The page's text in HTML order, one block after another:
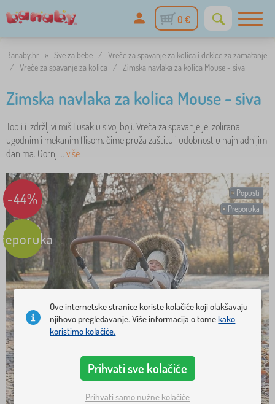
0 €
Banaby.hr » Sve za bebe / Vreće za spavanje za kolica i dekice za zamatanje
/ Vreće za spavanje za kolica / Zimska navlaka za kolica Mouse - siva
Zimska navlaka za kolica Mouse - siva
Topli i izdržljivi miš Fusak u sivoj boji. Vreća za spavanje je izolirana
ugodnim i mekanim flisom, čime pruža zaštitu i udobnost u najhladnijim
danima. Gornji .. više
Popusti
Preporuka
-44%
Ove internetske stranice koriste kolačiće koji olakšavaju
njihovo pregledavanje. Više informacija o tomekako
koristimo kolačiće.
Prihvati sve kolačiće
Prihvati samo nužne kolačiće